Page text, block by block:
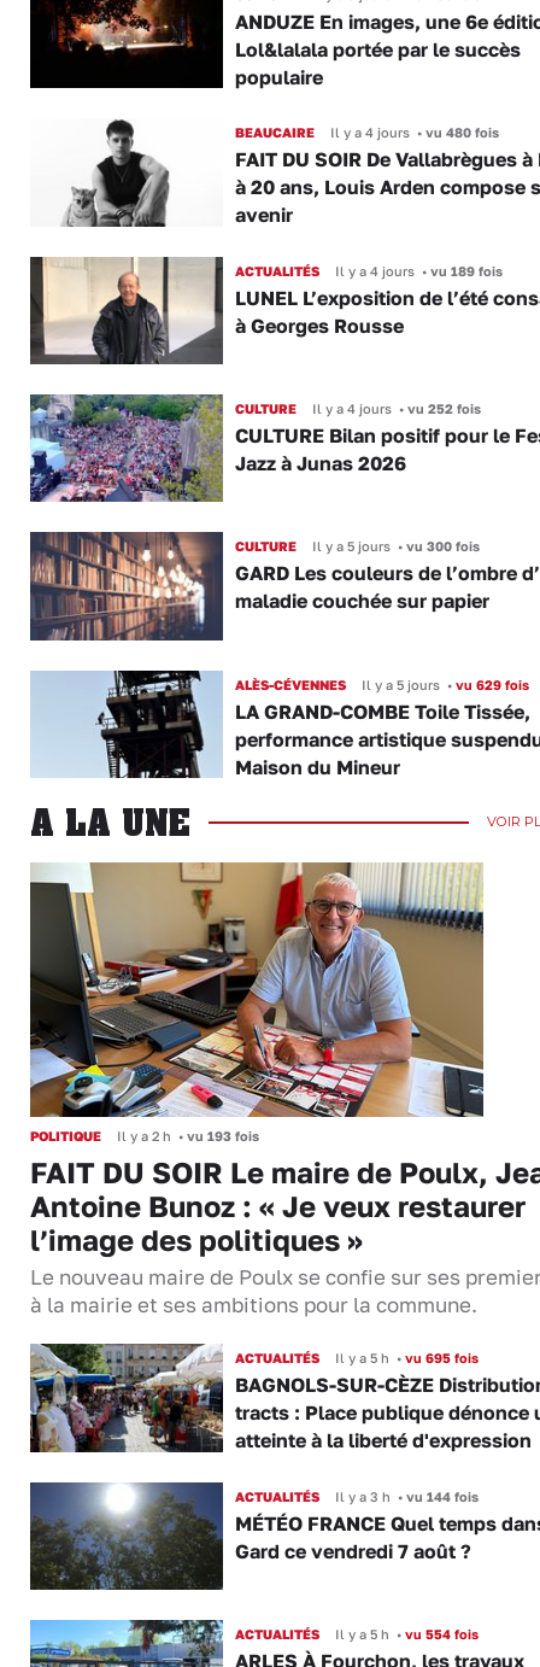
ANDUZE En images, une 6e
Lol&lalala portée par le succès
populaire
BEAUCAIRE Il y a 4 jours •vu 480 fois
FAIT DU SOIR De Vallabrègues à
à 20 ans, Louis Arden compose
avenir
ACTUALITÉS Il y a 4 jours •vu 189 fois
LUNEL L’exposition de l’été
à Georges Rousse
CULTURE Il y a 4 jours •vu 252 fois
CULTURE Bilan positif pour le
Jazz à Junas 2026
CULTURE Il y a 5 jours •vu 300 fois
GARD Les couleurs de l’ombre
maladie couchée sur papier
ALÈS-CÉVENNES Il y a 5 jours •vu 629 fois
LA GRAND-COMBE Toile Tissée,
performance artistique
Maison du Mineur
A LA UNE VOIR
POLITIQUE Il y a 2 h • vu 193 fois
FAIT DU SOIR Le maire de Poulx,
Antoine Bunoz : « Je veux restaurer
l’image des politiques »
Le nouveau maire de Poulx se confie sur ses
à la mairie et ses ambitions pour la commune.
ACTUALITÉS Il y a 5 h •vu 695 fois
BAGNOLS-SUR-CÈZE
tracts : Place publique dénonce
atteinte à la liberté d'expression
ACTUALITÉS Il y a 3 h •vu 144 fois
MÉTÉO FRANCE Quel temps
Gard ce vendredi 7 août ?
ACTUALITÉS Il y a 5 h •vu 554 fois
ARLES À Fourchon, les travaux